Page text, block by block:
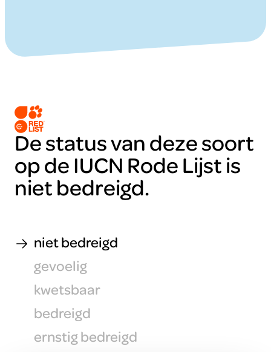
De status van deze soort
op de IUCN Rode Lijst is
niet bedreigd.
niet bedreigd
gevoelig
kwetsbaar
bedreigd
ernstig bedreigd